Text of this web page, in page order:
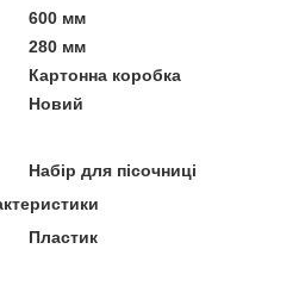
600 мм
280 мм
Картонна коробка
Новий
Набір для пісочниці
Пластик